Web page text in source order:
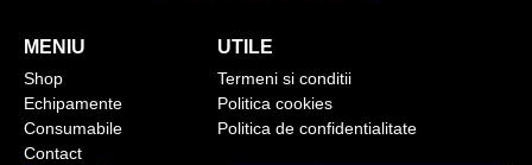
MENIU
Shop
Echipamente
Consumabile
Contact
UTILE
Termeni si conditii
Politica cookies
Politica de confidentialitate